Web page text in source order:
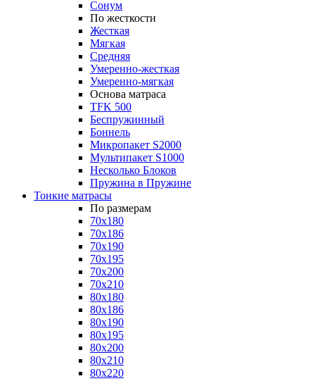
Сонум
По жесткости
Жесткая
Мягкая
Средняя
Умеренно-жесткая
Умеренно-мягкая
Основа матраса
TFK 500
Беспружинный
Боннель
Микропакет S2000
Мультипакет S1000
Несколько Блоков
Пружина в Пружине
Тонкие матрасы
По размерам
70x180
70x186
70x190
70x195
70x200
70x210
80x180
80x186
80x190
80x195
80x200
80x210
80x220